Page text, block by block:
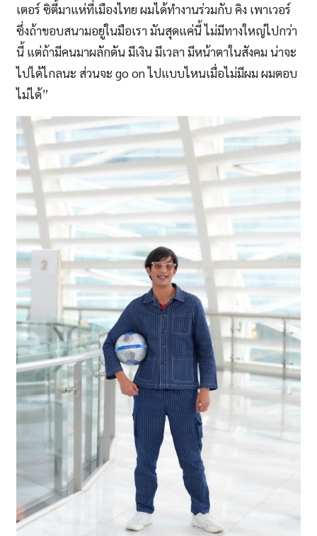
เตอร์ ซิตี้มาแห่ที่เมืองไทย ผมได้ทำงานร่วมกับ คิง เพาเวอร์
ซึ่งถ้าขอบสนามอยู่ในมือเรา มันสุดแค่นี้ ไม่มีทางใหญ่ไปกว่า
นี้ แต่ถ้ามีคนมาผลักดัน มีเงิน มีเวลา มีหน้าตาในสังคม น่าจะ
ไปได้ไกลนะ ส่วนจะ go on ไปแบบไหนเมื่อไม่มีผม ผมตอบ
ไม่ได้”